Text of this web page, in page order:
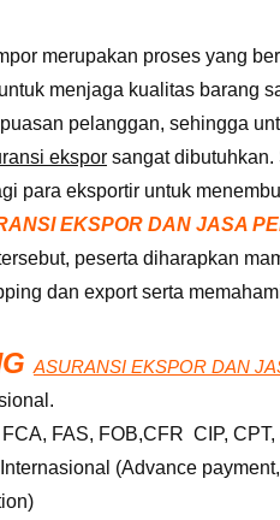
merupakan proses yang
menjaga kualitas barang
pelanggan, sehingga
ekspor sangat
para eksportir untuk
EKSPOR DAN JASA
peserta diharapkan
dan export serta
ASURANSI EKSPOR DAN
FCA, FAS, FOB,CFR CIP,
(Advance